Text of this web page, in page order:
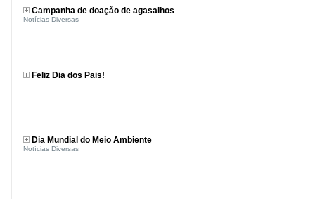
Campanha de doação de agasalhos
Notícias Diversas
Feliz Dia dos Pais!
Dia Mundial do Meio Ambiente
Notícias Diversas